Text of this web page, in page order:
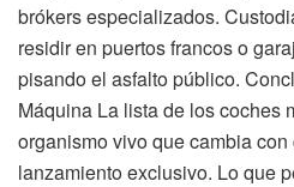
brókers especializados.
residir en puertos francos o
pisando el asfalto público.
Máquina La lista de los coches
organismo vivo que cambia
lanzamiento exclusivo. Lo que